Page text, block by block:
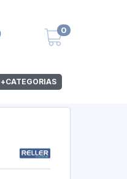
0
+CATEGORIAS